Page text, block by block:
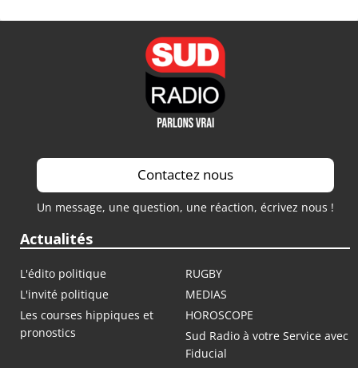
Contactez nous
Un message, une question, une réaction, écrivez nous !
Actualités
L'édito politique
RUGBY
L'invité politique
MEDIAS
Les courses hippiques et
pronostics
HOROSCOPE
Sud Radio à votre Service avec
Fiducial